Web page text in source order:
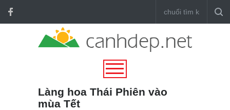
Làng hoa Thái Phiên vào
mùa Tết